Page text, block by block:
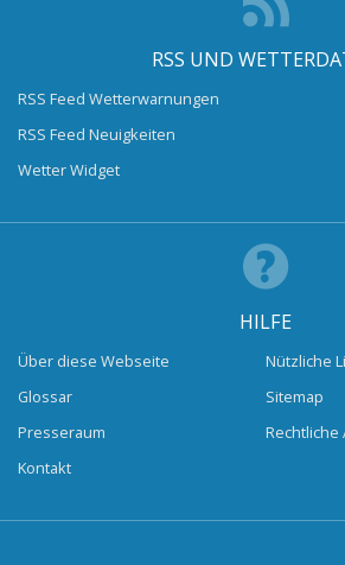
RSS UND
RSS Feed Wetterwarnungen
RSS Feed Neuigkeiten
Wetter Widget
HILFE
Über diese Webseite
Glossar
Presseraum
Kontakt
Nützliche
Sitemap
Rechtliche